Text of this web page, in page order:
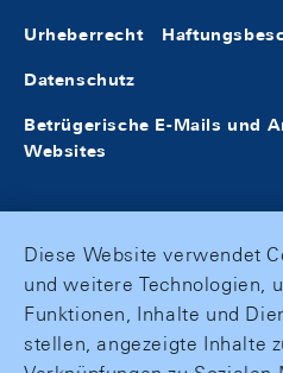
Urheberrecht
Datenschutz
Betrügerische E-Mails und
Websites
Diese Website verwendet
und weitere Technologien,
Funktionen, Inhalte und
stellen, angezeigte Inhalte